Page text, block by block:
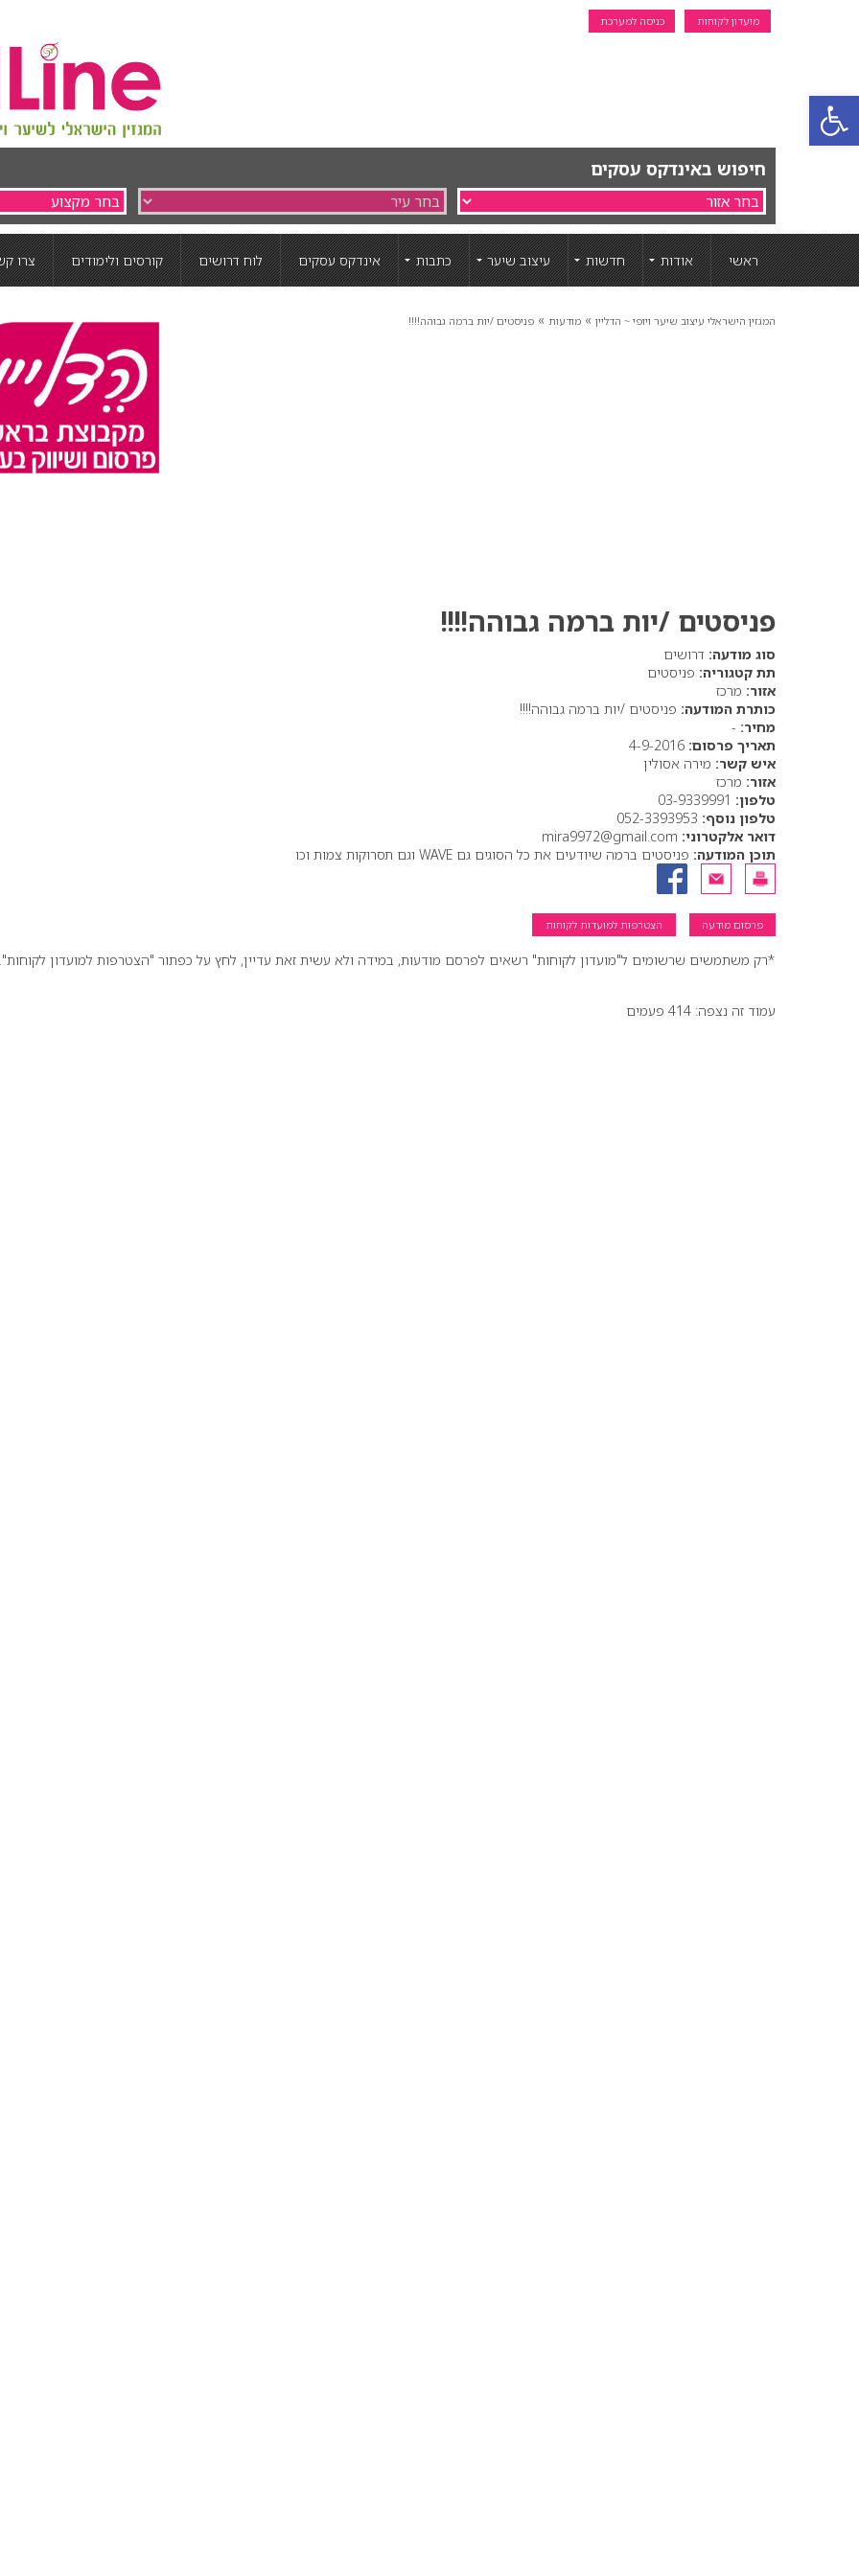
פתח סרגל נגישות
מועדון לקוחות כניסה למערכת
חיפוש באינדקס עסקים
ראשי אודות חדשות עיצוב שיער כתבות אינדקס עסקים לוח דרושים קורסים ולימודים צרו
המגזין הישראלי עיצוב שיער ויופי ~ הדליין » מודעות » פניסטים /יות ברמה גבוהה!!!!
פניסטים /יות ברמה גבוהה!!!!
סוג מודעה: דרושים
תת קטגוריה: פניסטים
אזור: מרכז
כותרת המודעה: פניסטים /יות ברמה גבוהה!!!!
מחיר: -
תאריך פרסום:
איש קשר: מירה אסולין
אזור: מרכז
טלפון:
טלפון נוסף:
דואר אלקטרוני:
תוכן המודעה: פניסטים ברמה שיודעים את כל הסוגים גם WAVE וגם תסרוקות צמות וכו
פרסום מודעה הצטרפות למועדות לקוחות
*רק משתמשים שרשומים ל"מועדון לקוחות" רשאים לפרסם מודעות, במידה ולא עשית זאת עדיין, לחץ על כפתור "הצטרפות למועדון לקוחות".
עמוד זה נצפה: 414 פעמים